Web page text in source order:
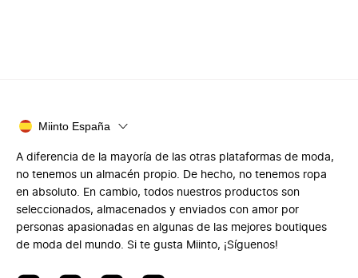
Miinto España
A diferencia de la mayoría de las otras plataformas de moda,
no tenemos un almacén propio. De hecho, no tenemos ropa
en absoluto. En cambio, todos nuestros productos son
seleccionados, almacenados y enviados con amor por
personas apasionadas en algunas de las mejores boutiques
de moda del mundo. Si te gusta Miinto, ¡Síguenos!